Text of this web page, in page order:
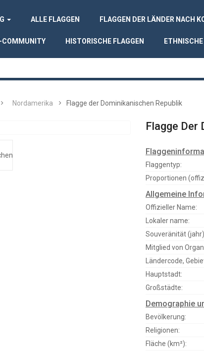
ALLE FLAGGEN FLAGGEN DER LÄNDER NACH
COMMUNITY HISTORISCHE FLAGGEN ETHNISCHE
Nordamerika Flagge der Dominikanischen Republik
Flagge Der
Flaggentyp:
Proportionen
Allgemeine
Offizieller Name:
Lokaler name:
Souveränität
Mitglied von
Ländercode,
Hauptstadt:
Großstädte:
Demographie
Bevölkerung:
Religionen:
Fläche (km²):